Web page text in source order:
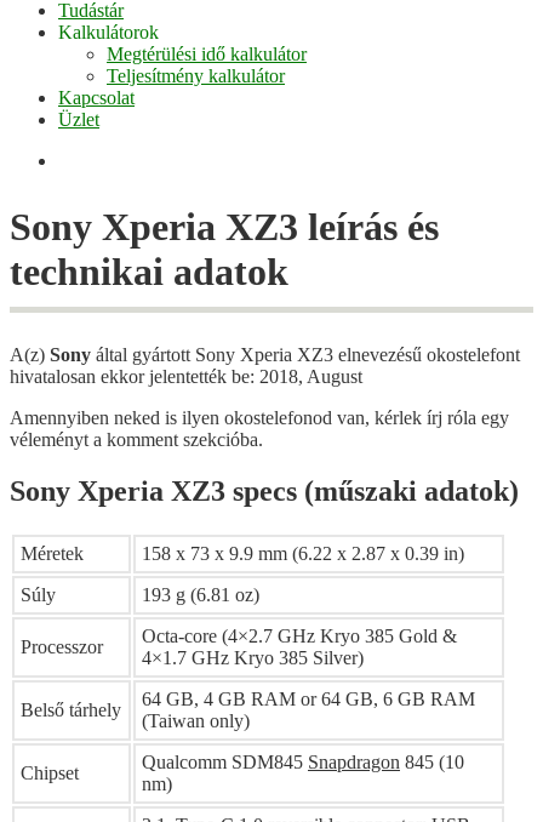
Tudástár
Kalkulátorok
Megtérülési idő kalkulátor
Teljesítmény kalkulátor
Kapcsolat
Üzlet
Sony Xperia XZ3 leírás és
technikai adatok
A(z) Sony által gyártott Sony Xperia XZ3 elnevezésű okostelefont
hivatalosan ekkor jelentették be: 2018, August
Amennyiben neked is ilyen okostelefonod van, kérlek írj róla egy
véleményt a komment szekcióba.
Sony Xperia XZ3 specs (műszaki adatok)
Méretek
158 x 73 x 9.9 mm (6.22 x 2.87 x 0.39 in)
Súly
193 g (6.81 oz)
Processzor
Octa-core (4×2.7 GHz Kryo 385 Gold &
4×1.7 GHz Kryo 385 Silver)
Belső tárhely
64 GB, 4 GB RAM or 64 GB, 6 GB RAM
(Taiwan only)
Chipset
Qualcomm SDM845 Snapdragon 845 (10
nm)